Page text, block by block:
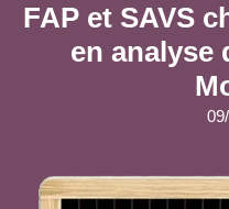
FAP et SAVS
en analyse